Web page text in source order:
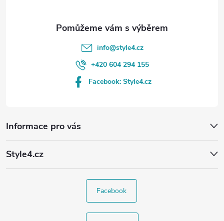
Informace pro vás
Style4.cz
info@style4.cz
+420 604 294 155
Facebook: Style4.cz
Facebook